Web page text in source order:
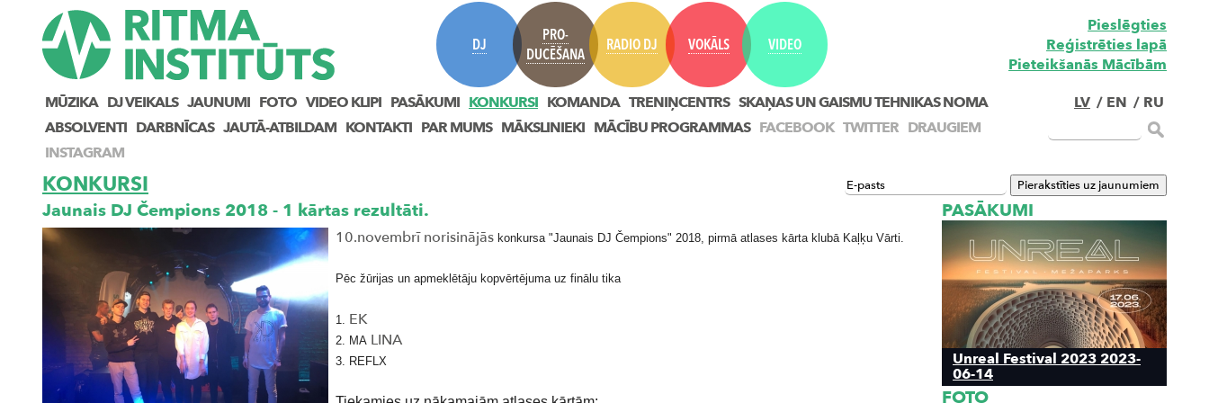
DJ
PRO-
DUCĒŠANA
RADIO DJ VOKĀLS VIDEO
Pieslēgties
Reģistrēties lapā
Pieteikšanās Mācībām
MŪZIKA DJ VEIKALS JAUNUMI FOTO VIDEO KLIPI PASĀKUMI KONKURSI KOMANDA TRENIŅCENTRS SKAŅAS UN GAISMU TEHNIKAS NOMA
ABSOLVENTI DARBNĪCAS JAUTĀ-ATBILDAM KONTAKTI PAR MUMS MĀKSLINIEKI MĀCĪBU PROGRAMMAS FACEBOOK TWITTER DRAUGIEM
INSTAGRAM
LV / EN / RU
KONKURSI
Jaunais DJ Čempions 2018 - 1 kārtas rezultāti.
10.novembrī norisinājāskonkursa "Jaunais DJ Čempions" 2018, pirmā atlases kārta klubā Kaļķu Vārti.
Pēc žūrijas un apmeklētāju kopvērtējuma uz finālu tika
1. EK
2. MA LINA
3. REFLX
PASĀKUMI
Unreal Festival 2023 2023-
06-14
FOTO